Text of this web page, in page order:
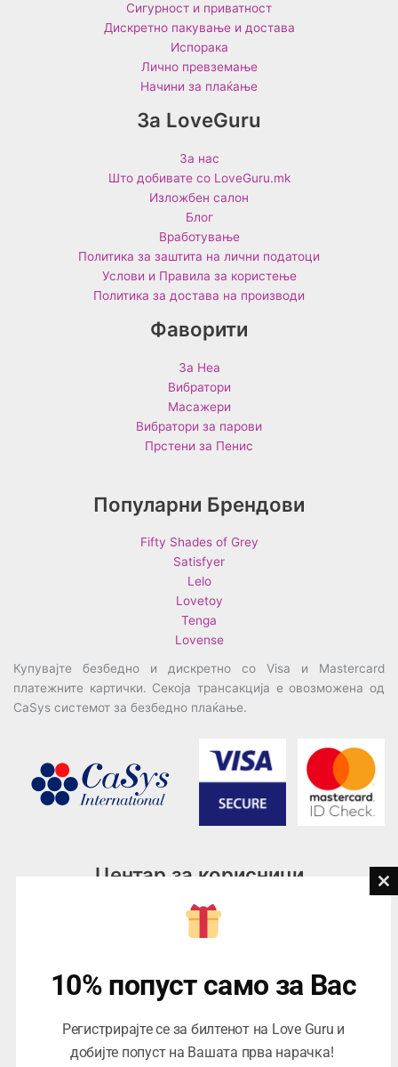
Сигурност и приватност
Дискретно пакување и достава
Испорака
Лично превземање
Начини за плаќање
За LoveGuru
За нас
Што добивате со LoveGuru.mk
Изложбен салон
Блог
Вработување
Политика за заштита на лични податоци
Услови и Правила за користење
Политика за достава на производи
Фаворити
За Неа
Вибратори
Масажери
Вибратори за парови
Прстени за Пенис
Популарни Брендови
Fifty Shades of Grey
Satisfyer
Lelo
Lovetoy
Tenga
Lovense
Купувајте безбедно и дискретно со Visa и Mastercard
платежните картички. Секоја трансакција е овозможена од
CaSys системот за безбедно плаќање.
Центар за корисници
076945497; 076945498
contact@loveguru.mk
Саб – Нед: 10-18
10% попуст само за Вас
Регистрирајте се за билтенот на Love Guru и
добијте попуст на Вашата прва нарачка!